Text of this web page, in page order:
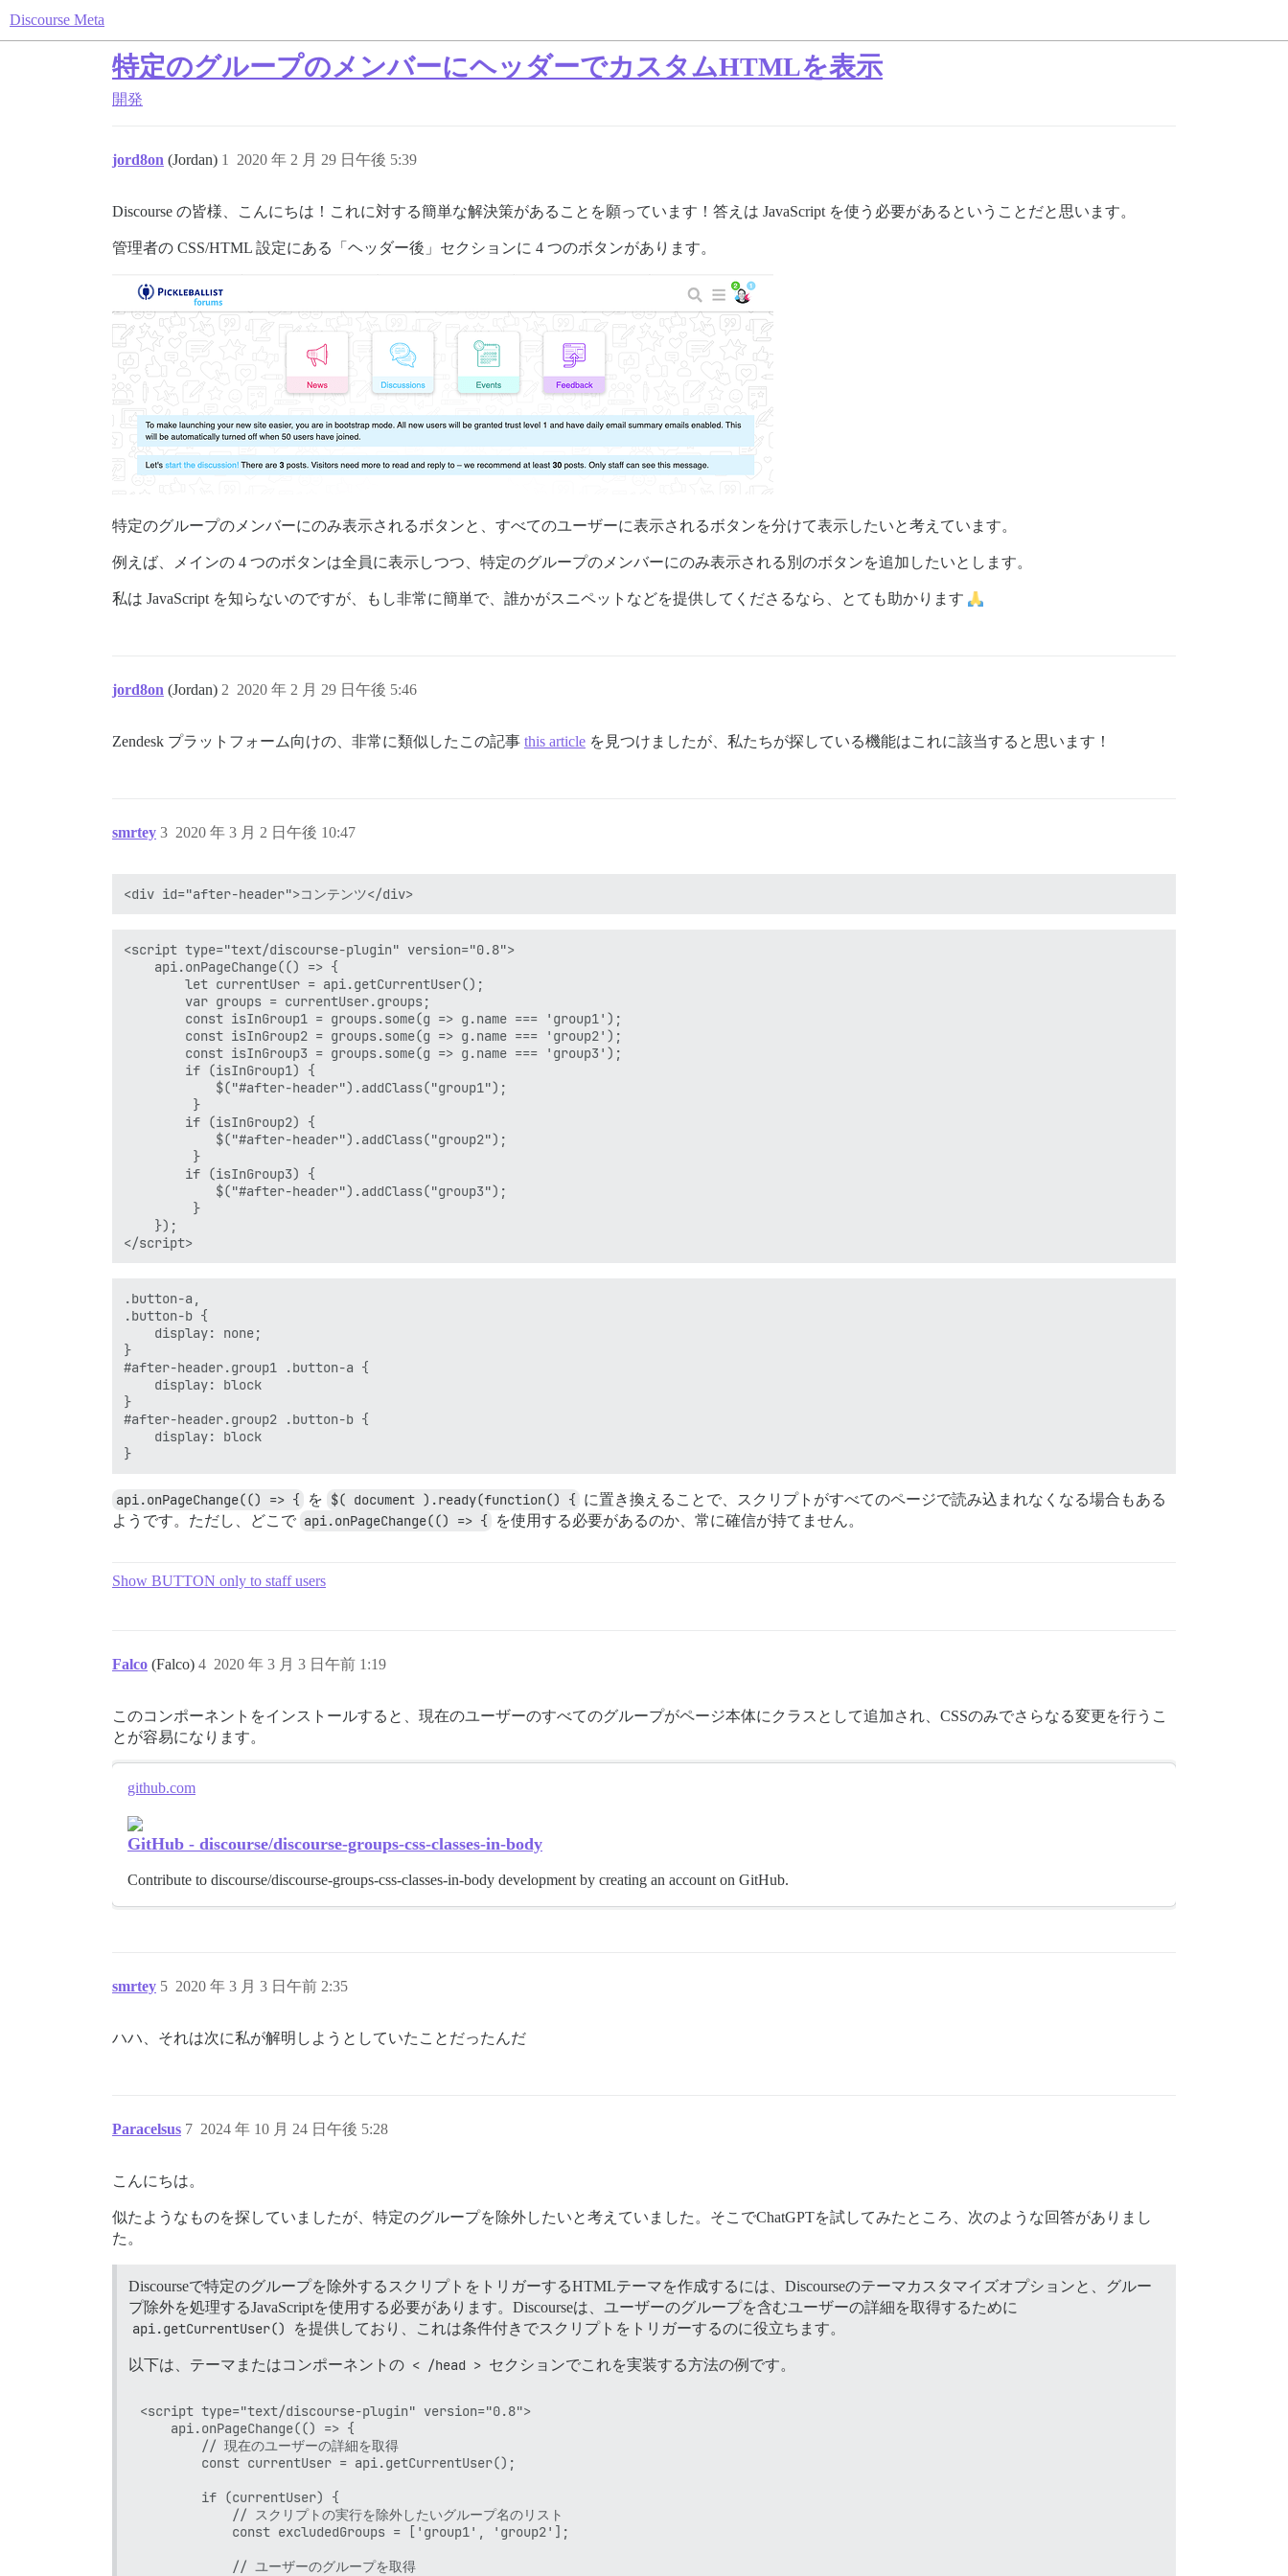
Discourse Meta
特定のグループのメンバーにヘッダーでカスタムHTMLを表示
開発
jord8on (Jordan) 2020 年 2 月 29 日午後 5:39
1
Discourse の皆様、こんにちは！これに対する簡単な解決策があることを願っています！答えは JavaScript を使う必要があるということだと思います。
管理者の CSS/HTML 設定にある「ヘッダー後」セクションに 4 つのボタンがあります。
特定のグループのメンバーにのみ表示されるボタンと、すべてのユーザーに表示されるボタンを分けて表示したいと考えています。
例えば、メインの 4 つのボタンは全員に表示しつつ、特定のグループのメンバーにのみ表示される別のボタンを追加したいとします。
私は JavaScript を知らないのですが、もし非常に簡単で、誰かがスニペットなどを提供してくださるなら、とても助かります
jord8on (Jordan) 2020 年 2 月 29 日午後 5:46
2
Zendesk プラットフォーム向けの、非常に類似したこの記事 this article を見つけましたが、私たちが探している機能はこれに該当すると思います！
smrtey 2020 年 3 月 2 日午後 10:47
3
<script type="text/discourse-plugin" version="0.8">
    api.onPageChange(() => {
        let currentUser = api.getCurrentUser();
        var groups = currentUser.groups;
        const isInGroup1 = groups.some(g => g.name === 'group1');
        const isInGroup2 = groups.some(g => g.name === 'group2');
        const isInGroup3 = groups.some(g => g.name === 'group3');
        if (isInGroup1) {
            $("#after-header").addClass("group1");
         }
        if (isInGroup2) {
            $("#after-header").addClass("group2");
         }
        if (isInGroup3) {
            $("#after-header").addClass("group3");
         }
    });
.button-a,
.button-b {
    display: none;
}
#after-header.group1 .button-a {
    display: block
}
#after-header.group2 .button-b {
    display: block
api.onPageChange(() => { を $( document ).ready(function() { に置き換えることで、スクリプトがすべてのページで読み込まれなくなる場合もある
ようです。ただし、どこで api.onPageChange(() => { を使用する必要があるのか、常に確信が持てません。
Show BUTTON only to staff users
Falco (Falco) 2020 年 3 月 3 日午前 1:19
4
このコンポーネントをインストールすると、現在のユーザーのすべてのグループがページ本体にクラスとして追加され、CSSのみでさらなる変更を行うこ
とが容易になります。
github.com
GitHub - discourse/discourse-groups-css-classes-in-body
Contribute to discourse/discourse-groups-css-classes-in-body development by creating an account on GitHub.
smrtey 2020 年 3 月 3 日午前 2:35
5
ハハ、それは次に私が解明しようとしていたことだったんだ
Paracelsus 2024 年 10 月 24 日午後 5:28
7
こんにちは。
似たようなものを探していましたが、特定のグループを除外したいと考えていました。そこでChatGPTを試してみたところ、次のような回答がありまし
た。
Discourseで特定のグループを除外するスクリプトをトリガーするHTMLテーマを作成するには、Discourseのテーマカスタマイズオプションと、グルー
プ除外を処理するJavaScriptを使用する必要があります。Discourseは、ユーザーのグループを含むユーザーの詳細を取得するために
api.getCurrentUser() を提供しており、これは条件付きでスクリプトをトリガーするのに役立ちます。
以下は、テーマまたはコンポーネントの < /head > セクションでこれを実装する方法の例です。
<script type="text/discourse-plugin" version="0.8">
    api.onPageChange(() => {
        // 現在のユーザーの詳細を取得
        const currentUser = api.getCurrentUser();
        if (currentUser) {
            // スクリプトの実行を除外したいグループ名のリスト
            const excludedGroups = ['group1', 'group2'];
            // ユーザーのグループを取得